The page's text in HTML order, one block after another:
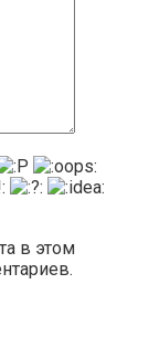
в этом